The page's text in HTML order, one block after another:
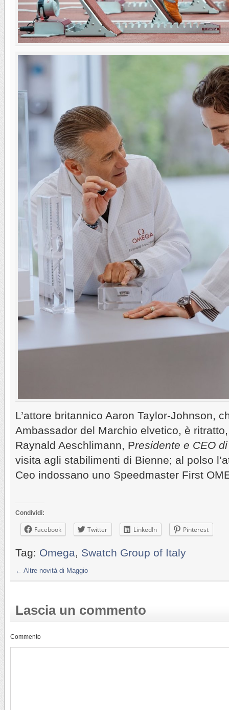
L’attore britannico Aaron Taylor-Johnson,
Ambassador del Marchio elvetico, è
Raynald Aeschlimann, Presidente e CEO
visita agli stabilimenti di Bienne; al polso
Ceo indossano uno Speedmaster First
Condividi:
Facebook Twitter LinkedIn Pinterest
Tag: Omega, Swatch Group of Italy
← Altre novità di Maggio
Lascia un commento
Commento